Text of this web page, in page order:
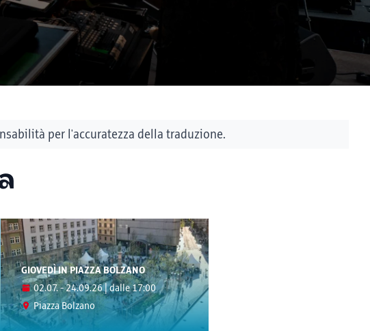
per l'accuratezza della traduzione.
GIOVEDÌ IN PIAZZA BOLZANO
02.07. - 24.09.26 | dalle 17:00
Piazza Bolzano